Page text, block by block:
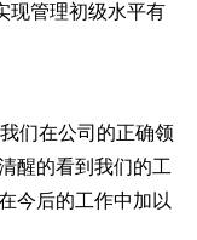
现管理初级水平有
们在公司的正确领
醒的看到我们的工
今后的工作中加以